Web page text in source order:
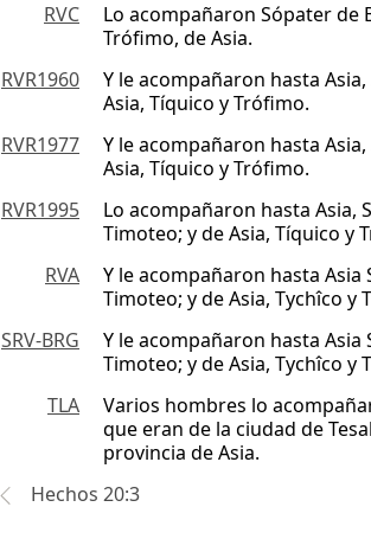
RVC
Lo acompañaron Sópater de
Trófimo, de Asia.
RVR1960
Y le acompañaron hasta
Asia, Tíquico y Trófimo.
RVR1977
Y le acompañaron hasta
Asia, Tíquico y Trófimo.
RVR1995
Lo acompañaron hasta Asia,
Timoteo; y de Asia, Tíquico y
RVA
Y le acompañaron hasta Asia
Timoteo; y de Asia, Tychîco y
SRV-BRG
Y le acompañaron hasta Asia
Timoteo; y de Asia, Tychîco y
TLA
Varios hombres lo
que eran de la ciudad de
provincia de Asia.
Hechos 20:3